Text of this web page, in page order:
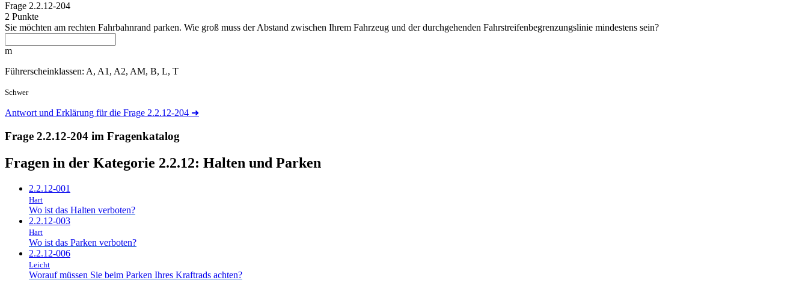
Frage 2.2.12-204
2 Punkte
Sie möchten am rechten Fahrbahnrand parken. Wie groß muss der Abstand zwischen Ihrem Fahrzeug und der durchgehenden Fahrstreifenbegrenzungslinie mindestens sein?
m
Führerscheinklassen: A, A1, A2, AM, B, L, T
Schwer
Antwort und Erklärung für die Frage 2.2.12-204 ➜
Frage 2.2.12-204 im Fragenkatalog
Fragen in der Kategorie 2.2.12: Halten und Parken
2.2.12-001
Hart
Wo ist das Halten verboten?
2.2.12-003
Hart
Wo ist das Parken verboten?
2.2.12-006
Leicht
Worauf müssen Sie beim Parken Ihres Kraftrads achten?